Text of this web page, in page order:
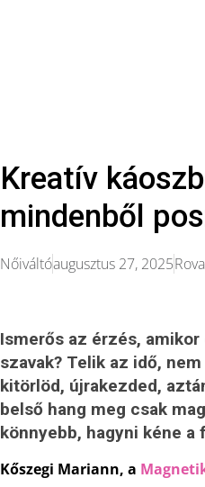
Kreatív
mindenből
Nőiváltóaugusztus 27, 2025
Ismerős az érzés,
szavak? Telik az idő,
kitörlöd, újrakezded,
belső hang meg csak
könnyebb, hagyni kéne a
Kőszegi Mariann, a